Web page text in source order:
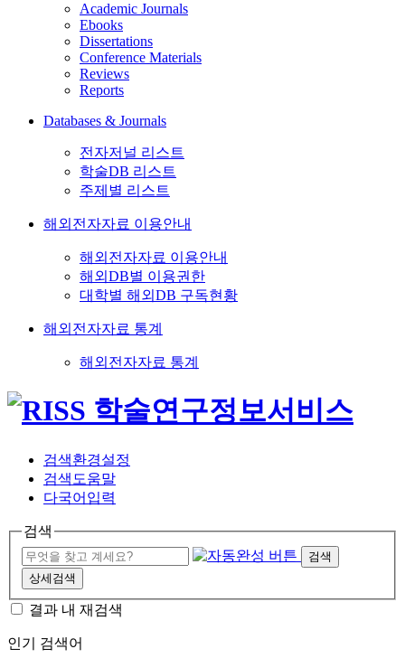
Academic Journals
Ebooks
Dissertations
Conference Materials
Reviews
Reports
Databases & Journals
전자저널 리스트
학술DB 리스트
주제별 리스트
해외전자자료 이용안내
해외전자자료 이용안내
해외DB별 이용권한
대학별 해외DB 구독현황
해외전자자료 통계
해외전자자료 통계
검색환경설정
검색도움말
다국어입력
검색
검색
상세검색
결과 내 재검색
인기 검색어